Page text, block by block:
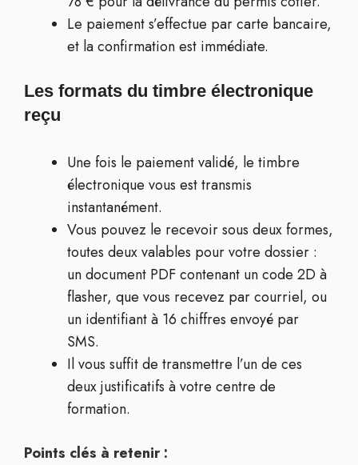
Le paiement s’effectue par carte bancaire,
et la confirmation est immédiate.
Les formats du timbre électronique
reçu
Une fois le paiement validé, le timbre
électronique vous est transmis
instantanément.
Vous pouvez le recevoir sous deux formes,
toutes deux valables pour votre dossier :
un document PDF contenant un code 2D à
flasher, que vous recevez par courriel, ou
un identifiant à 16 chiffres envoyé par
SMS.
Il vous suffit de transmettre l’un de ces
deux justificatifs à votre centre de
formation.
Points clés à retenir :